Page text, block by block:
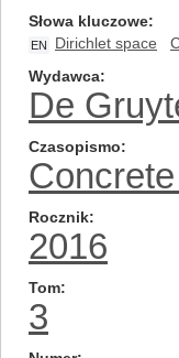
Słowa kluczowe
EN Dirichlet space
Wydawca
De
Czasopismo
Rocznik
2016
Tom
3